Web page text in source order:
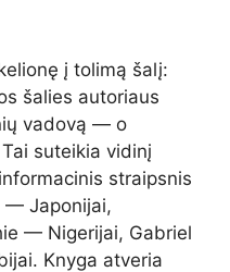
į tolimą šalį:
šalies autoriaus
vadovą — o
suteikia vidinį
straipsnis
— Japonijai,
— Nigerijai, Gabriel
Knyga atveria